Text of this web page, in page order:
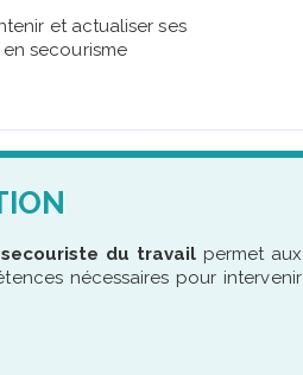
et actualiser ses
secourisme
du travail permet aux
nécessaires pour intervenir